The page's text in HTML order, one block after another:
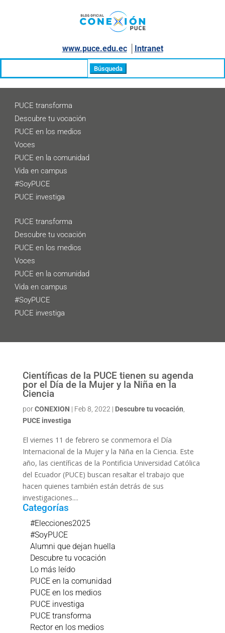
www.puce.edu.ec│ Intranet
PUCE transforma
Descubre tu vocación
PUCE en los medios
Voces
PUCE en la comunidad
Vida en campus
#SoyPUCE
PUCE investiga
PUCE transforma
Descubre tu vocación
PUCE en los medios
Voces
PUCE en la comunidad
Vida en campus
#SoyPUCE
PUCE investiga
Científicas de la PUCE tienen su agenda
por el Día de la Mujer y la Niña en la
Ciencia
porCONEXION | Feb 8, 2022 | Descubre tu vocación
PUCE investiga
El viernes 11 de febrero se conmemora el Día
Internacional de la Mujer y la Niña en la Ciencia. Este
año, las científicas de la Pontificia Universidad Católica
del Ecuador (PUCE) buscan resaltar el trabajo que
hacen quienes también están detrás de sus
investigaciones....
Categorías
#Elecciones2025
#SoyPUCE
Alumni que dejan huella
Descubre tu vocación
Lo más leído
PUCE en la comunidad
PUCE en los medios
PUCE investiga
PUCE transforma
Rector en los medios